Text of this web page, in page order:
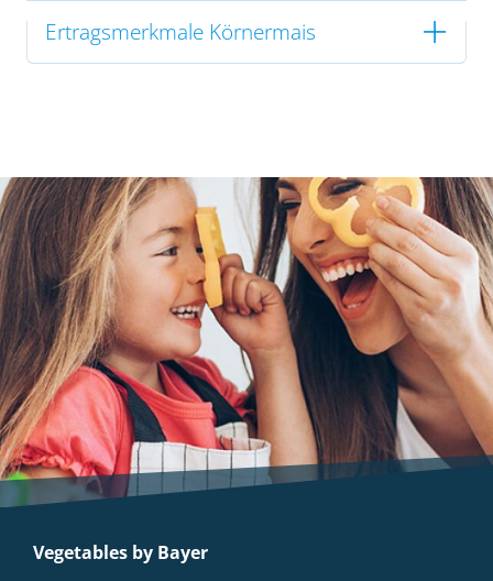
Ertragsmerkmale Körnermais
Vegetables by Bayer